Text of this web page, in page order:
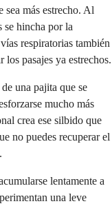
sea más estrecho. Al
se hincha por la
respiratorias también
pasajes ya estrechos.
una pajita que se
mucho más
crea ese silbido que
no puedes recuperar el
lentamente a
una leve